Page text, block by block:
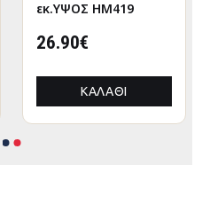
εκ.ΥΨΟΣ HM419
26.90€
ΚΑΛΆΘΙ